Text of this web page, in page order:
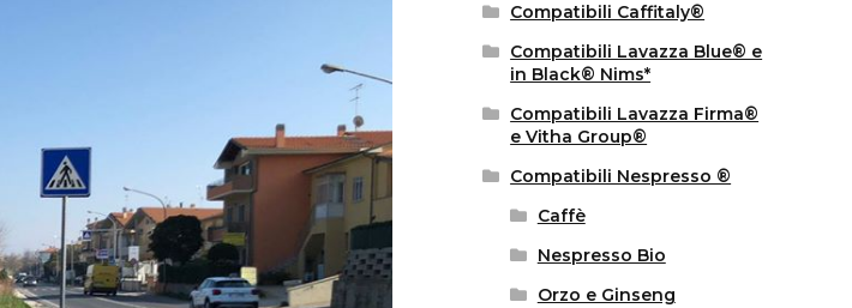
Compatibili Caffitaly®
Compatibili Lavazza Blue® e
in Black® Nims*
Compatibili Lavazza Firma®
e Vitha Group®
Compatibili Nespresso ®
Caffè
Nespresso Bio
Orzo e Ginseng